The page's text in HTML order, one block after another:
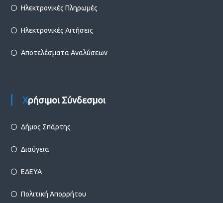
Ηλεκτρονικές Πληρωμές
Ηλεκτρονικές Αιτήσεις
Αποτελέσματα Αναλύσεων
Χρήσιμοι Σύνδεσμοι
Δήμος Σπάρτης
Διαύγεια
ΕΔΕΥΑ
Πολιτική Απορρήτου